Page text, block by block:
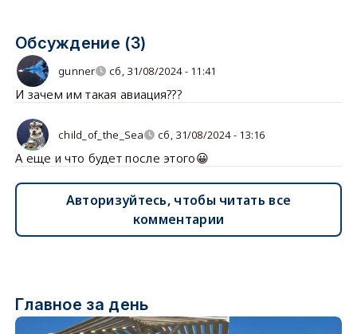
Обсуждение (3)
gunner сб, 31/08/2024 - 11:41
И зачем им такая авиация???
child_of_the_Sea сб, 31/08/2024 - 13:16
А еще и что будет после этого😀
Авторизуйтесь, чтобы читать все
комментарии
Главное за день